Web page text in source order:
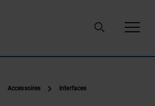
Accessoires Interfaces